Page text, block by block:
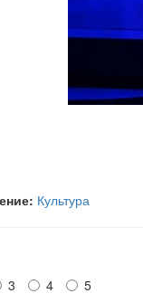
Культура
3 4 5